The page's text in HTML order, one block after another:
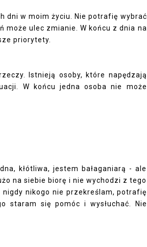
dni w moim życiu. Nie potrafię wybrać
może ulec zmianie. W końcu z dnia na
priorytety.
Istnieją osoby, które napędzają
W końcu jedna osoba nie może
kłótliwa, jestem bałaganiarą - ale
na siebie biorę i nie wychodzi z tego
nikogo nie przekreślam, potrafię
staram się pomóc i wysłuchać. Nie